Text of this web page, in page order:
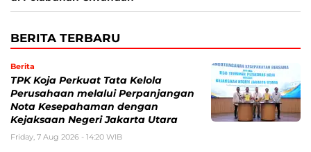
BERITA TERBARU
Berita
TPK Koja Perkuat Tata Kelola
Perusahaan melalui Perpanjangan
Nota Kesepahaman dengan
Kejaksaan Negeri Jakarta Utara
Friday, 7 Aug 2026 - 14:20 WIB